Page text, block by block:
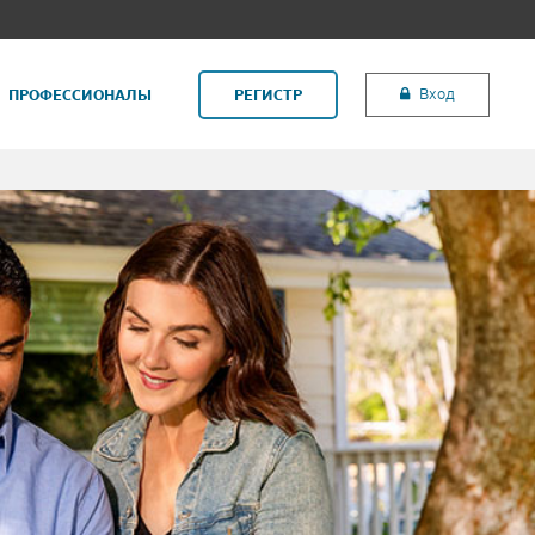
ПРОФЕССИОНАЛЫ РЕГИСТР Вход